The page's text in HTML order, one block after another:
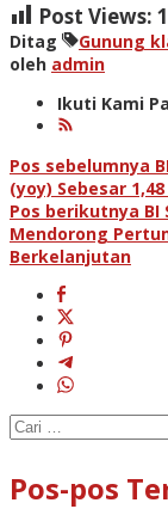
Post Views:
Ditag Gunung
oleh admin
Ikuti Kami
Navigasi
pos
Pos sebelumnya
(yoy) Sebesar
Pos berikutnya BI
Mendorong
Berkelanjutan
Cari
untuk:
Pos-pos